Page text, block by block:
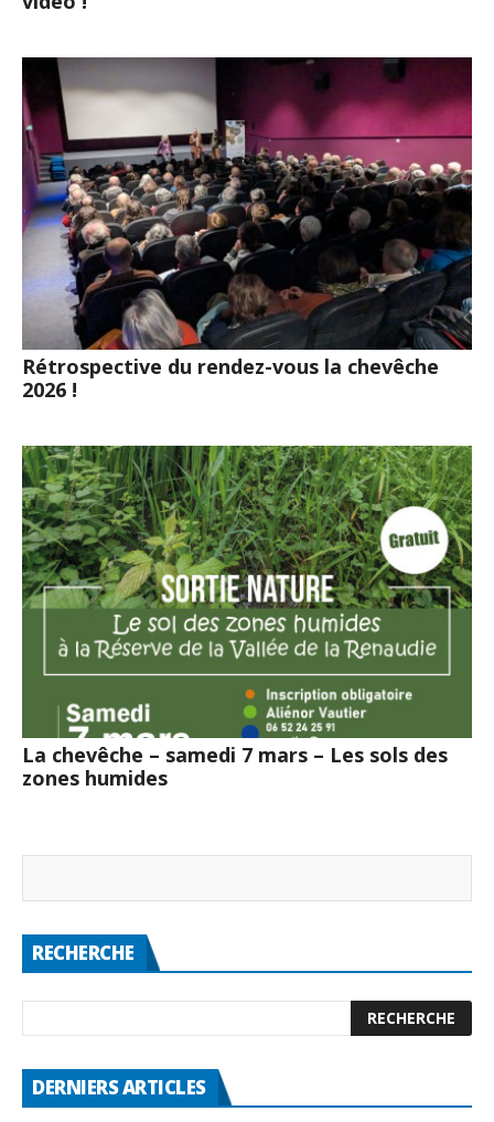
Rétrospective du rendez-vous la chevêche
2026 !
La chevêche – samedi 7 mars – Les sols des
zones humides
RECHERCHE
DERNIERS ARTICLES